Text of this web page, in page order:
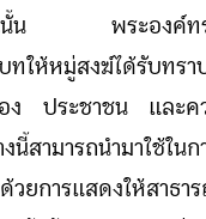
ต้นนั้น พระองค์ทร
ทให้หมู่สงฆ์ได้รับทร
ง ประชาชน และค
สามารถนำมาใช้ใน
วยการแสดงให้สาธา